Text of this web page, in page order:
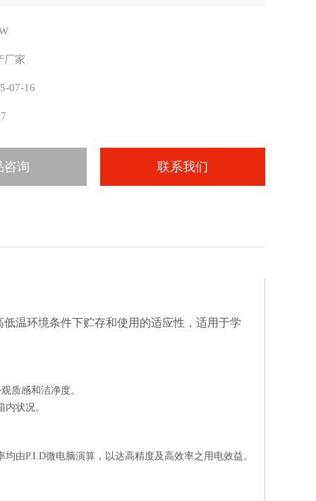
厂家
07-16
咨询 联系我们
温环境条件下贮存和使用的适应性，适用于学
质感和洁净度。
状况。
均由P.I.D微电脑演算，以达高精度及高效率之用电效益。